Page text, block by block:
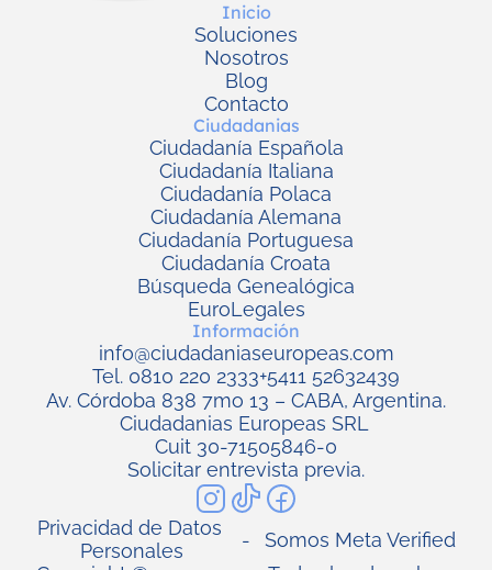
Inicio
Soluciones
Nosotros
Blog
Contacto
Ciudadanias
Ciudadanía Española
Ciudadanía Italiana
Ciudadanía Polaca
Ciudadanía Alemana
Ciudadanía Portuguesa
Ciudadanía Croata
Búsqueda Genealógica
EuroLegales
Información
info@ciudadaniaseuropeas.com
Tel. 0810 220 2333+5411 52632439
Av. Córdoba 838 7mo 13 – CABA, Argentina.
Ciudadanias Europeas SRL
Cuit 30-71505846-0
Solicitar entrevista previa.
Privacidad de Datos
Personales
-
Somos Meta Verified